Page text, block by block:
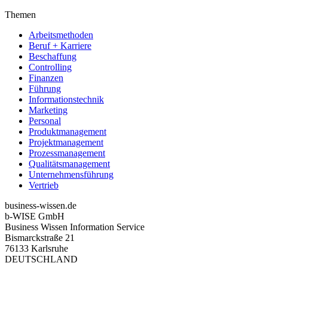
Themen
Arbeitsmethoden
Beruf + Karriere
Beschaffung
Controlling
Finanzen
Führung
Informationstechnik
Marketing
Personal
Produktmanagement
Projektmanagement
Prozessmanagement
Qualitätsmanagement
Unternehmensführung
Vertrieb
business-wissen.de
b-WISE GmbH
Business Wissen Information Service
Bismarckstraße 21
76133 Karlsruhe
DEUTSCHLAND